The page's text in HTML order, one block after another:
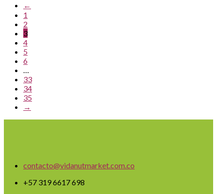
←
1
2
3
4
5
6
…
33
34
35
→
contacto@vidanutmarket.com.co
+57 319 6617 698